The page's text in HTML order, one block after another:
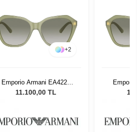
+2
Emporio Armani EA4221
61168E 56 Kadın Güneş
11.100,00 TL